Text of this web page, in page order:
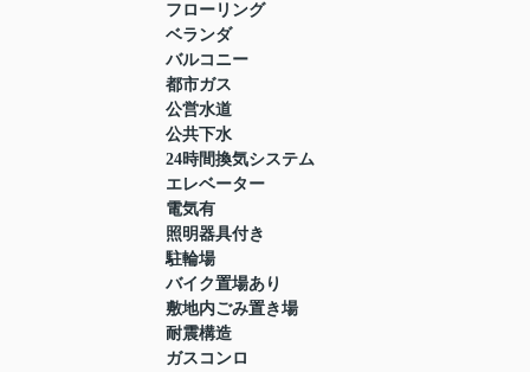
フローリング
ベランダ
バルコニー
都市ガス
公営水道
公共下水
24時間換気システム
エレベーター
電気有
照明器具付き
駐輪場
バイク置場あり
敷地内ごみ置き場
耐震構造
ガスコンロ